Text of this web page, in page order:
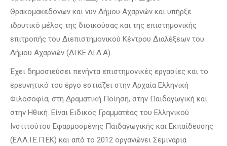
Θρακομακεδόνων και νυν Δήμου Αχαρνών και υπήρξε
ιδρυτικό μέλος της διοικούσας και της επιστημονικής
επιτροπής του Διεπιστημονικού Κέντρου Διαλέξεων του
Δήμου Αχαρνών (ΔΙ.ΚΕ.ΔΙ.Δ.Α).
Έχει δημοσιεύσει πενήντα επιστημονικές εργασίες και το
ερευνητικό του έργο εστιάζει στην Αρχαία Ελληνική
Φιλοσοφία, στη Δραματική Ποίηση, στην Παιδαγωγική και
στην Ηθική. Είναι Ειδικός Γραμματέας του Ελληνικού
Ινστιτούτου Εφαρμοσμένης Παιδαγωγικής και Εκπαίδευσης
(ΕΛΛ.Ι.Ε.Π.ΕΚ) και από το 2012 οργανώνει Σεμινάρια